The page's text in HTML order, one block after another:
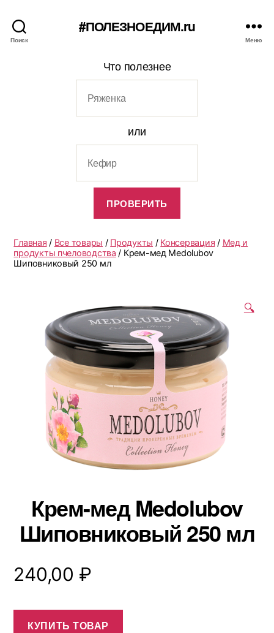
Поиск
#ПОЛЕЗНОЕДИМ.ru
Меню
Что полезнее
или
Главная / Все товары / Продукты / Консервация / Мед и
продукты пчеловодства / Крем-мед Medolubov
Шиповниковый 250 мл
🔍
Крем-мед Medolubov
Шиповниковый 250 мл
240,00 ₽
КУПИТЬ ТОВАР